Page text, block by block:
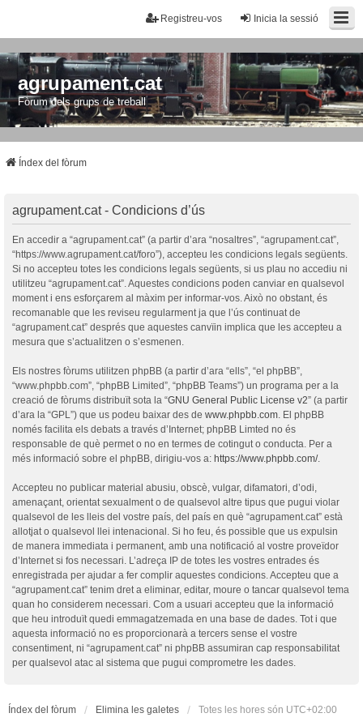
Inicia la sessió
Registreu-vos
agrupament.cat
Fòrum dels grups de treball
Índex del fòrum
agrupament.cat - Condicions d’ús
En accedir a “agrupament.cat” (a partir d’ara “nosaltres”, “agrupament.cat”,
“https://www.agrupament.cat/foro”), accepteu les condicions legals següents.
Si no accepteu totes les condicions legals següents, si us plau no accediu ni
utilitzeu “agrupament.cat”. Aquestes condicions poden canviar en qualsevol
moment i ens esforçarem al màxim per informar-vos. Això no obstant, és
recomanable que les reviseu regularment ja que l’ús continuat de
“agrupament.cat” després que aquestes canvïin implica que les accepteu a
mesura que s’actualitzen o s’esmenen.
Els nostres fòrums utilitzen phpBB (a partir d’ara “ells”, “el phpBB”,
“www.phpbb.com”, “phpBB Limited”, “phpBB Teams”) un programa per a la
creació de fòrums distribuït sota la “GNU General Public License v2” (a partir
d’ara la “GPL”) que us podeu baixar des de www.phpbb.com . El phpBB
només facilita els debats a través d’Internet; phpBB Limted no és
responsable de què permet o no en termes de cotingut o conducta. Per a
més informació sobre el phpBB, dirigiu-vos a: https://www.phpbb.com/.
Accepteu no publicar material abusiu, obscè, vulgar, difamatori, d’odi,
amenaçant, orientat sexualment o de qualsevol altre tipus que pugui violar
qualsevol de les lleis del vostre país, del país en què “agrupament.cat” està
allotjat o qualsevol llei intenacional. Si ho feu, és possible que us expulsin
de manera immediata i permanent, amb una notificació al vostre proveïdor
d’Internet si fos necessari. L’adreça IP de totes les vostres entrades és
enregistrada per ajudar a fer complir aquestes condicions. Accepteu que a
“agrupament.cat” tenim dret a eliminar, editar, moure o tancar qualsevol tema
quan ho considerem necessari. Com a usuari accepteu que la informació
que heu introduït quedi emmagatzemada en una base de dades. Tot i que
aquesta informació no es proporcionarà a tercers sense el vostre
consentiment, ni “agrupament.cat” ni phpBB assumiran cap responsabilitat
per qualsevol atac al sistema que pugui comprometre les dades.
Índex del fòrum Elimina les galetes Totes les hores són UTC+02:00